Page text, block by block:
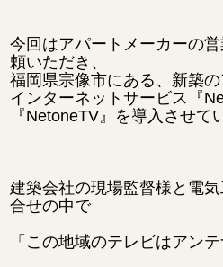
今回はアパートメーカーの
頼いただき、
福岡県宗像市にある、新築
インターネットサービス『
『NetoneTV』を導入させて
建築会社の現場監督様と電
合せの中で
「この地域のテレビはアンテ